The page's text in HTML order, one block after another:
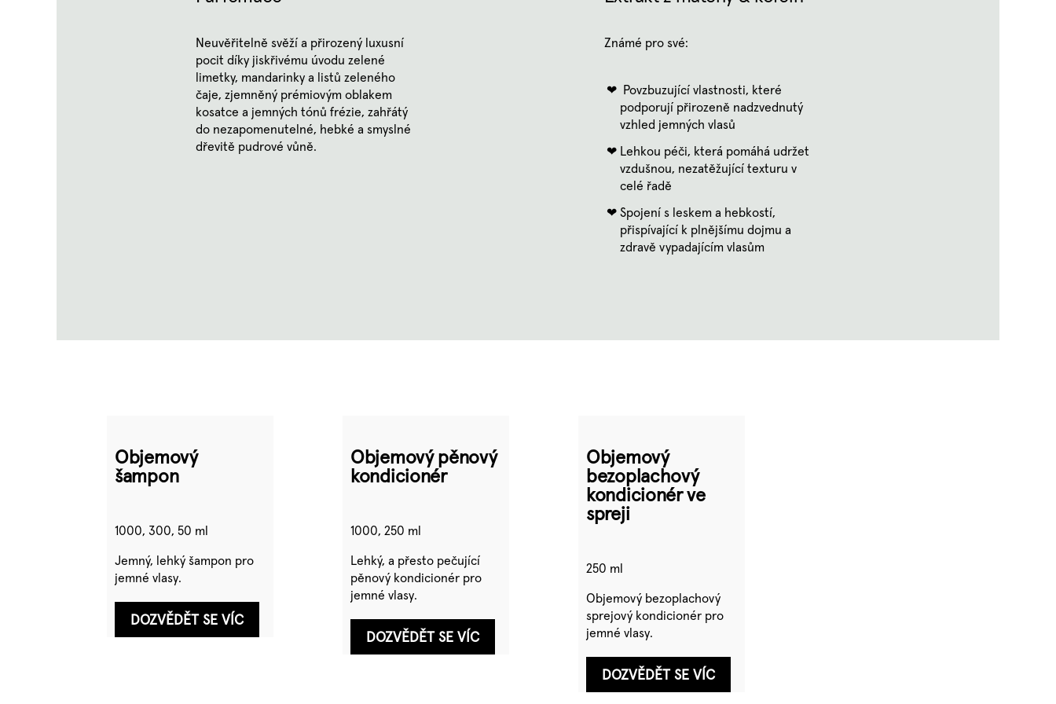
Neuvěřitelně svěží a přirozený luxusní
pocit díky jiskřivému úvodu zelené
limetky, mandarinky a listů zeleného
čaje, zjemněný prémiovým oblakem
kosatce a jemných tónů frézie, zahřátý
do nezapomenutelné, hebké a smyslné
dřevitě pudrové vůně.
Známé pro své:
Povzbuzující vlastnosti, které
podporují přirozeně nadzvednutý
vzhled jemných vlasů
Lehkou péči, která pomáhá udržet
vzdušnou, nezatěžující texturu v
celé řadě
Spojení s leskem a hebkostí,
přispívající k plnějšímu dojmu a
zdravě vypadajícím vlasům
Objemový
šampon
1000, 300, 50 ml
Jemný, lehký šampon pro
jemné vlasy.
DOZVĚDĚT SE VÍC
Objemový pěnový
kondicionér
1000, 250 ml
Lehký, a přesto pečující
pěnový kondicionér pro
jemné vlasy.
DOZVĚDĚT SE VÍC
Objemový
bezoplachový
kondicionér ve
spreji
250 ml
Objemový bezoplachový
sprejový kondicionér pro
jemné vlasy.
DOZVĚDĚT SE VÍC